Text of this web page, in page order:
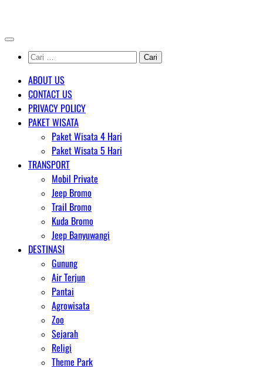
content
Cari
untuk:
ABOUT US
CONTACT US
PRIVACY POLICY
PAKET WISATA
Paket Wisata 4 Hari
Paket Wisata 5 Hari
TRANSPORT
Mobil Private
Jeep Bromo
Trail Bromo
Kuda Bromo
Jeep Banyuwangi
DESTINASI
Gunung
Air Terjun
Pantai
Agrowisata
Zoo
Sejarah
Religi
Theme Park